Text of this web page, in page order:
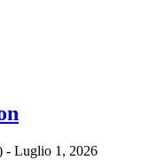
- Luglio 1, 2026